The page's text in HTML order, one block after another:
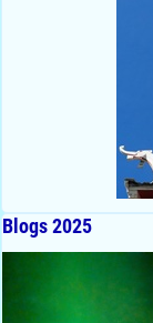
Blogs 2025